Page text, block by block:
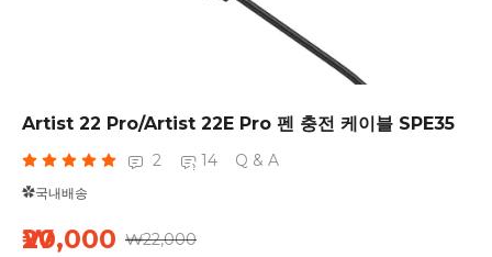
Artist 22 Pro/Artist 22E Pro 펜 충전 케이블 SPE35
2 14 Q & A
✿국내배송
₩20,000 ₩22,000